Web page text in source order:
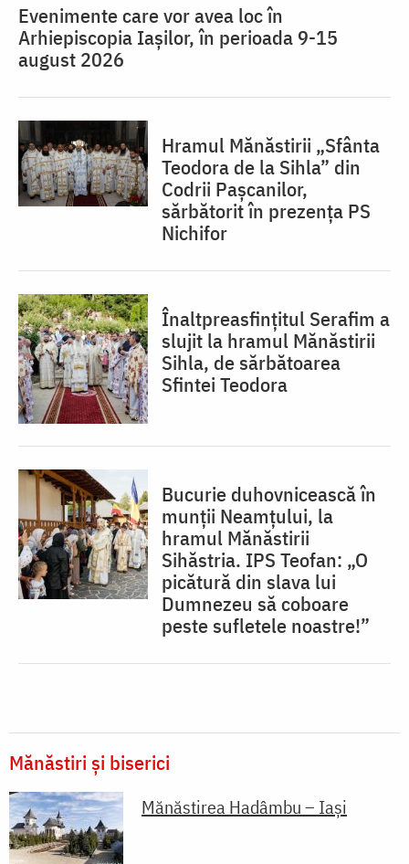
Evenimente care vor avea loc în
Arhiepiscopia Iaşilor, în perioada 9-15
august 2026
Hramul Mănăstirii „Sfânta
Teodora de la Sihla” din
Codrii Pașcanilor,
sărbătorit în prezența PS
Nichifor
Înaltpreasfințitul Serafim a
slujit la hramul Mănăstirii
Sihla, de sărbătoarea
Sfintei Teodora
Bucurie duhovnicească în
munții Neamțului, la
hramul Mănăstirii
Sihăstria. IPS Teofan: „O
picătură din slava lui
Dumnezeu să coboare
peste sufletele noastre!”
Mănăstiri și biserici
Mănăstirea Hadâmbu – Iași